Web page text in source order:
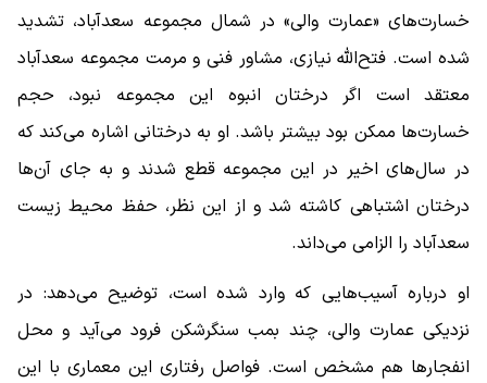
خسارت‌های «عمارت والی» در شمال مجموعه سعدآباد، تشدید
شده است. فتح‌الله نیازی، مشاور فنی و مرمت مجموعه سعدآباد
معتقد است اگر درختان انبوه این مجموعه نبود، حجم
خسارت‌ها ممکن بود بیشتر باشد. او به درختانی اشاره می‌کند که
در سال‌های اخیر در این مجموعه قطع شدند و به جای آن‌ها
درختان اشتباهی کاشته شد و از این نظر، حفظ محیط زیست
سعدآباد را الزامی می‌داند.
او درباره آسیب‌هایی که وارد شده است، توضیح می‌دهد: در
نزدیکی عمارت والی، چند بمب سنگرشکن فرود می‌آید و محل
انفجارها هم مشخص است. فواصل رفتاری این معماری با این